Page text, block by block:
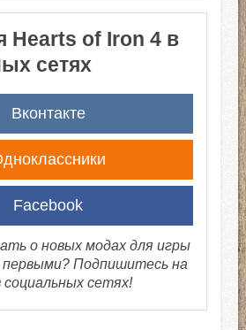
of Iron 4 в
сетях
Вконтакте
Facebook
о новых модах для игры
первыми? Подпишитесь на
сетях!